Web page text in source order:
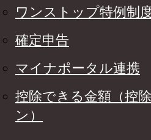
ワンストップ特例制
確定申告
マイナポータル連携
控除できる金額（控
ン）